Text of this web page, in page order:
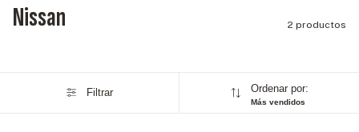
Nissan 2 productos
Filtrar Ordenar por:
Más vendidos